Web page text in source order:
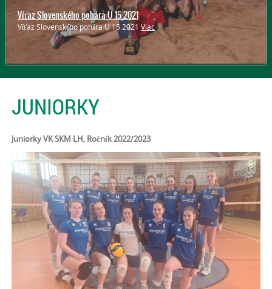
Hľadáme talenty
Páči sa ti volejbal? Chcela by si sa ho naučiť? Máš 8 až 11 rokov alebo
sa ti zdá, že si príliš vysoká? Tak sa príď pozrieť a povedz to aj svojim
kamarátkam! Ideálny šport = VOLEJBAL
JUNIORKY
Juniorky VK SKM LH, Ročník 2022/2023